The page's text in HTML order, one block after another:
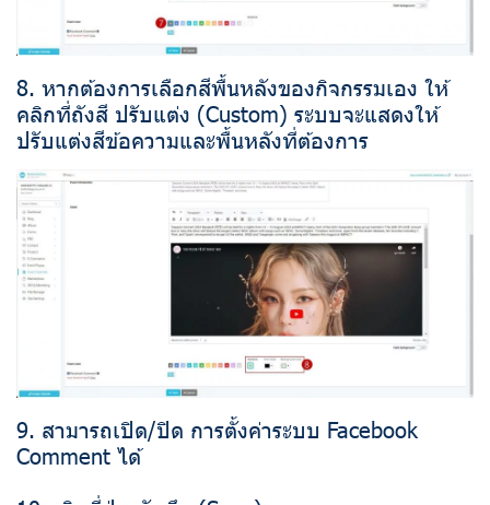
8. หากต้องการเลือกสีพื้นหลังของกิจกรรมเอง ให้
คลิกที่ถังสี ปรับแต่ง (Custom) ระบบจะแสดงให้
ปรับแต่งสีข้อความและพื้นหลังที่ต้องการ
9. สามารถเปิด/ปิด การตั้งค่าระบบ Facebook
Comment ได้